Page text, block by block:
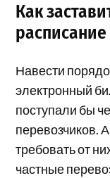
Как
расписание
Навести
электронный
поступали бы
перевозчиков.
требовать от
частные